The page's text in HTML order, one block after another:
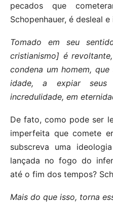
pecados que
Schopenhauer, é desleal
Tomado em seu
cristianismo] é
condena um homem,
idade, a expiar
incredulidade, em
De fato, como pode ser
imperfeita que comete
subscreva uma
lançada no fogo do
até o fim dos tempos?
Mais do que isso, torna